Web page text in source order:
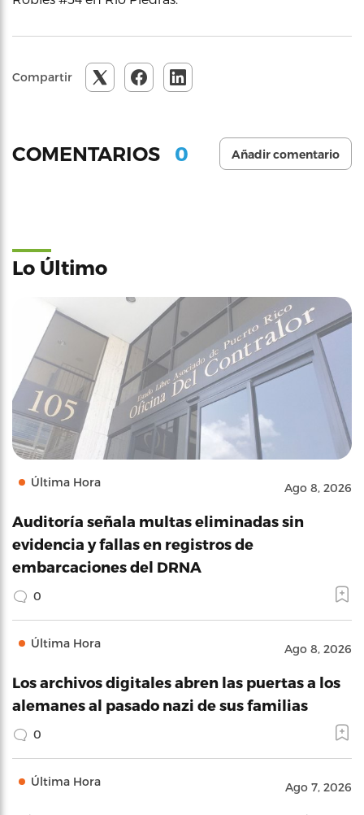
Compartir
COMENTARIOS 0 Añadir comentario
Lo Último
Última Hora Ago 8, 2026
Auditoría señala multas eliminadas sin
evidencia y fallas en registros de
embarcaciones del DRNA
0
Última Hora Ago 8, 2026
Los archivos digitales abren las puertas a los
alemanes al pasado nazi de sus familias
0
Última Hora Ago 7, 2026